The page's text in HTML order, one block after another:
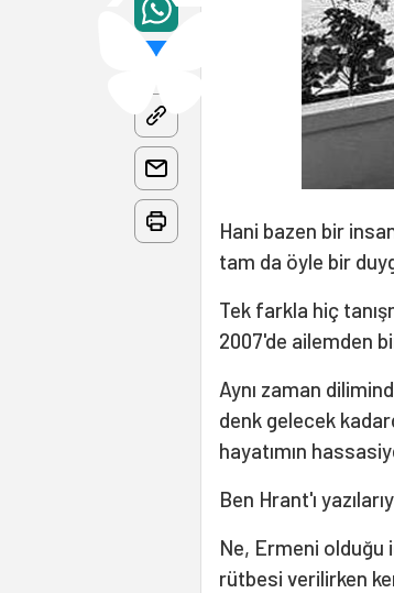
Hani bazen bir
tam da öyle bir
Tek farkla hiç
2007'de ailemden
Aynı zaman
denk gelecek
hayatımın
Ben Hrant'ı
Ne, Ermeni olduğu
rütbesi verilirken